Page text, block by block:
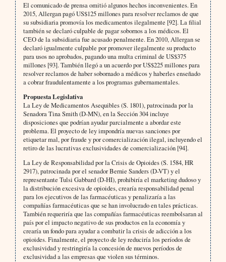
El comunicado de prensa omitió algunos hechos inconvenientes. En
2015, Allergan pagó US$125 millones para resolver reclamos de que
su subsidiaria promovía los medicamentos ilegalmente [92]. La filial
también se declaró culpable de pagar sobornos a los médicos. El
CEO de la subsidiaria fue acusado penalmente. En 2010, Allergan se
declaró igualmente culpable por promover ilegalmente su producto
para usos no aprobados, pagando una multa criminal de US$375
millones [93]. También llegó a un acuerdo por US$225 millones para
resolver reclamos de haber sobornado a médicos y haberles enseñado
a cobrar fraudulentamente a los programas gubernamentales.
Propuesta Legislativa
La Ley de Medicamentos Asequibles (S. 1801), patrocinada por la
Senadora Tina Smith (D-MN), en la Sección 304 incluye
disposiciones que podrían ayudar parcialmente a abordar este
problema. El proyecto de ley impondría nuevas sanciones por
etiquetar mal, por fraude y por comercialización ilegal, incluyendo el
retiro de las lucrativas exclusividades de comercialización [94].
La Ley de Responsabilidad por la Crisis de Opioides (S. 1584, HR
2917), patrocinada por el senador Bernie Sanders (D-VT) y el
representante Tulsi Gabbard (D-HI), prohibiría el marketing dudoso y
la distribución excesiva de opioides, crearía responsabilidad penal
para los ejecutivos de las farmacéuticas y penalizaría a las
compañías farmacéuticas que se han involucrado en tales prácticas.
También requeriría que las compañías farmacéuticas reembolsaran al
país por el impacto negativo de sus productos en la economía y
crearía un fondo para ayudar a combatir la crisis de adicción a los
opioides. Finalmente, el proyecto de ley reduciría los períodos de
exclusividad y restringiría la concesión de nuevos períodos de
exclusividad a las empresas que violen sus términos.